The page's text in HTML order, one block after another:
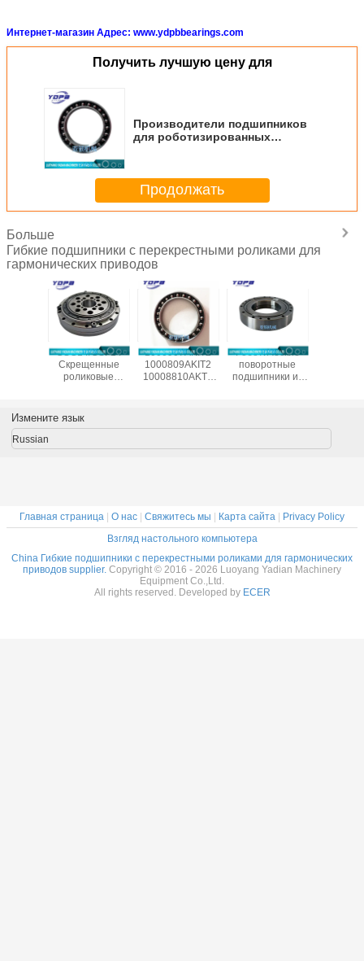
Интернет-магазин Адрес: www.ydpbbearings.com
Получить лучшую цену для
Производители подшипников
для роботизированных
Использование подшипников
для редукторов гармонических
приводов.
Продолжать
Больше
Гибкие подшипники с перекрестными роликами для
гармонических приводов
Drive,
CSG14/CSF14
Скрещенные
роликовые
привода
редуктора
промышленных
1000907AKIT2
1000809AKIT2
10008810AKT2
гармонического
тонкосекционные
Роботические
поворотные
подшипники из
Измените язык
Russian
Главная страница | О нас | Свяжитесь мы | Карта сайта | Privacy Policy
Взгляд настольного компьютера
China Гибкие подшипники с перекрестными роликами для гармонических
приводов supplier. Copyright © 2016 - 2026 Luoyang Yadian Machinery
Equipment Co.,Ltd.
All rights reserved. Developed by ECER